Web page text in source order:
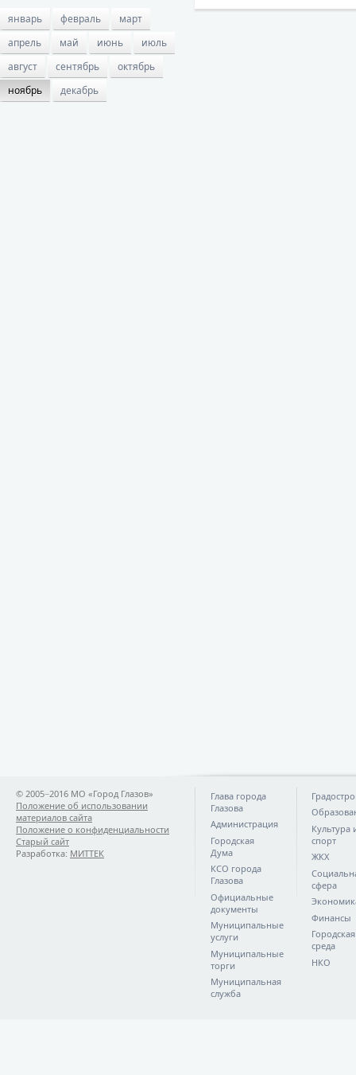
январь февраль
март
апрель
май июнь
июль
август
сентябрь
октябрь
ноябрь
декабрь
© 2005−2016 МО «Город Глазов»
Положение об использовании
материалов сайта
Положение о конфиденциальности
Старый сайт
Разработка: МИТТЕК
Глава города
Глазова
Администрация
Городская
Дума
КСО города
Глазова
Официальные
документы
Муниципальные
услуги
Муниципальные
торги
Муниципальная
служба
Культура
спорт
ЖКХ
сфера
Финансы
Городская
среда
НКО